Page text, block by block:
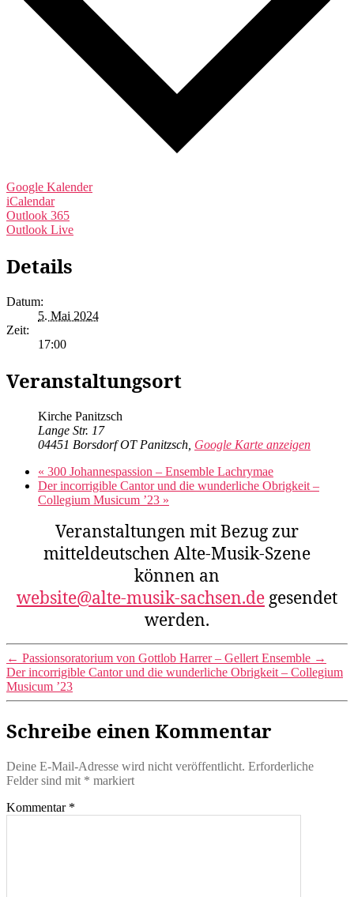
Google Kalender
iCalendar
Outlook 365
Outlook Live
Details
Datum:
5. Mai 2024
Zeit:
17:00
Veranstaltungsort
Kirche Panitzsch
Lange Str. 17
04451 Borsdorf OT Panitzsch Google Karte anzeigen
« 300 Johannespassion – Ensemble Lachrymae
Der incorrigible Cantor und die wunderliche Obrigkeit –
Collegium Musicum ’23 »
Veranstaltungen mit Bezug zur
mitteldeutschen Alte-Musik-Szene
können an
website@alte-musik-sachsen.de gesendet
werden.
← Passionsoratorium von Gottlob Harrer – Gellert Ensemble →
Der incorrigible Cantor und die wunderliche Obrigkeit – Collegium
Musicum ’23
Schreibe einen Kommentar
Deine E-Mail-Adresse wird nicht veröffentlicht. Erforderliche
Felder sind mit * markiert
Kommentar *